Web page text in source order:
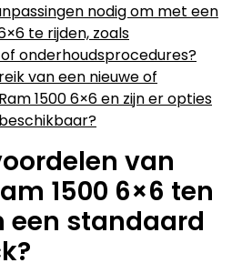
nodig om met een
te rijden, zoals
onderhoudsprocedures?
van een nieuwe of
1500 6×6 en zijn er opties
van
1500 6×6 ten
een standaard